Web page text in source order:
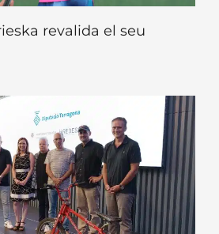
revalida el seu